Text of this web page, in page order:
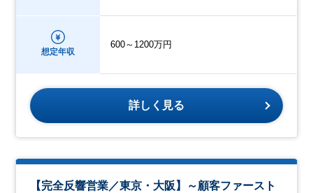
想定年収
600～1200万円
詳しく見る
【完全反響営業／東京・大阪】～顧客ファースト